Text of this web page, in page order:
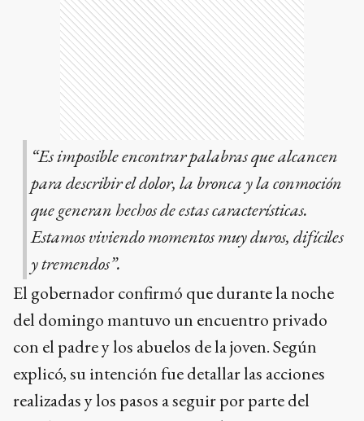
“Es imposible encontrar palabras que alcancen
para describir el dolor, la bronca y la conmoción
que generan hechos de estas características.
Estamos viviendo momentos muy duros, difíciles
y tremendos”.
El gobernador confirmó que durante la noche
del domingo mantuvo un encuentro privado
con el padre y los abuelos de la joven. Según
explicó, su intención fue detallar las acciones
realizadas y los pasos a seguir por parte del